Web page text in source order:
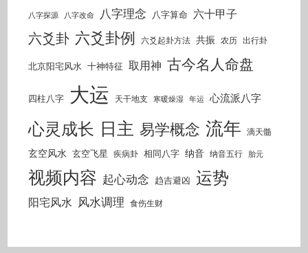
八字探源 八字改命 八字理念 八字算命 六十甲子
六爻卦 六爻卦例 六爻起卦方法 共振 农历 出行卦
北京阳宅风水 十神特征 取用神 古今名人命盘
四柱八字 大运 天干地支 寒暖燥湿 年运 心流派八字
心灵成长 日主 易学概念 流年 滴天髓
玄空风水 玄空飞星 疾病卦 相同八字 纳音 纳音五行 胎元
视频内容 起心动念 趋吉避凶 运势
阳宅风水 风水调理 食伤生财